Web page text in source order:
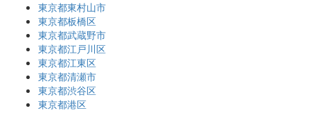
東京都東村山市
東京都板橋区
東京都武蔵野市
東京都江戸川区
東京都江東区
東京都清瀬市
東京都渋谷区
東京都港区